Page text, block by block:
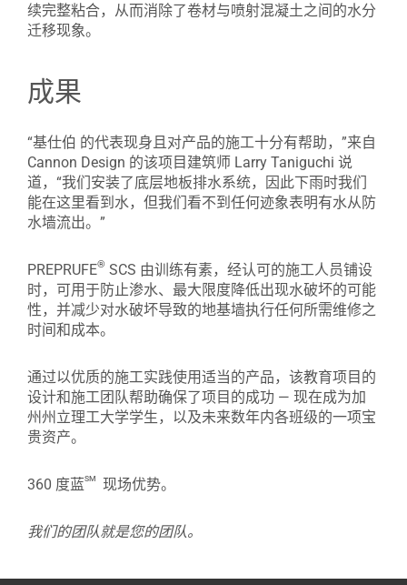
续完整粘合，从而消除了卷材与喷射混凝土之间的水分
迁移现象。
成果
“基仕伯 的代表现身且对产品的施工十分有帮助，”来自
Cannon Design 的该项目建筑师 Larry Taniguchi 说
道，“我们安装了底层地板排水系统，因此下雨时我们
能在这里看到水，但我们看不到任何迹象表明有水从防
水墙流出。”
PREPRUFE® SCS 由训练有素，经认可的施工人员铺设
时，可用于防止渗水、最大限度降低出现水破坏的可能
性，并减少对水破坏导致的地基墙执行任何所需维修之
时间和成本。
通过以优质的施工实践使用适当的产品，该教育项目的
设计和施工团队帮助确保了项目的成功 — 现在成为加
州州立理工大学学生，以及未来数年内各班级的一项宝
贵资产。
360 度蓝sm 现场优势。
我们的团队就是您的团队。